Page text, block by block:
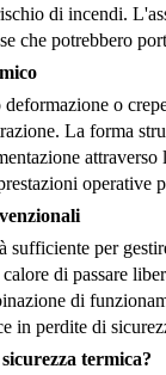
di incendi.
che potrebbero
o
La forma
operative
sufficiente per
di passare
di
in perdite di
termica?